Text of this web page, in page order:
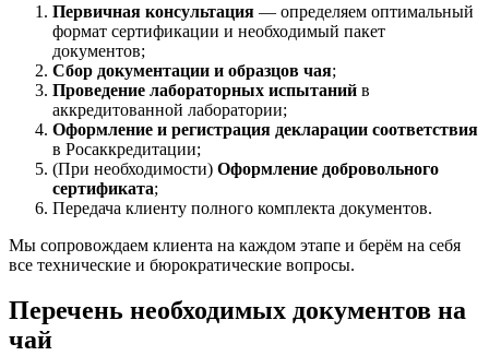
Первичная консультация — определяем оптимальный
формат сертификации и необходимый пакет
документов;
Сбор документации и образцов чая;
Проведение лабораторных испытаний в
аккредитованной лаборатории;
Оформление и регистрация декларации соответствия
в Росаккредитации;
(При необходимости) Оформление добровольного
сертификата;
Передача клиенту полного комплекта документов.
Мы сопровождаем клиента на каждом этапе и берём на себя
все технические и бюрократические вопросы.
Перечень необходимых документов на
чай